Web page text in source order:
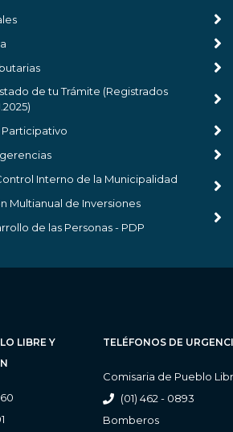
de tu Trámite (Registrados
Interno de la Municipalidad
Multianual de Inversiones
de las Personas - PDP
LIBRE Y
TELÉFONOS DE
Comisaria de Pueblo
(01) 462 - 0893
Bomberos